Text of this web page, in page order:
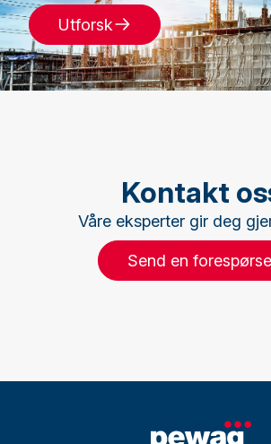
Utforsk
Kontakt
Våre eksperter gir deg
Send en